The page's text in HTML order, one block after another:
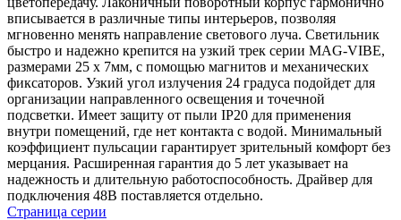
вписывается в различные типы интерьеров, позволяя
мгновенно менять направление светового луча. Светильник
быстро и надежно крепится на узкий трек серии MAG-VIBE,
размерами 25 х 7мм, с помощью магнитов и механических
фиксаторов. Узкий угол излучения 24 градуса подойдет для
организации направленного освещения и точечной
подсветки. Имеет защиту от пыли IP20 для применения
внутри помещений, где нет контакта с водой. Минимальный
коэффициент пульсации гарантирует зрительный комфорт без
мерцания. Расширенная гарантия до 5 лет указывает на
надежность и длительную работоспособность. Драйвер для
подключения 48В поставляется отдельно.
Страница серии